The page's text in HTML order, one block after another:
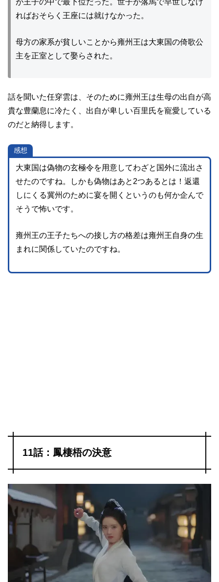
が王子の中で最下位だった。世子が落馬で早世しなけ
ればおそらく王座には就けなかった。
母方の家系が貧しいことから雍州王は大東国の倚歌公
主を正室として娶らされた。
話を聞いた任穿雲は、そのために雍州王は生母の出自が高
貴な豊蘭息に冷たく、出自が卑しい百里氏を寵愛している
のだと納得します。
感想
大東国は偽物の玄極令を用意してわざと国外に流出さ
せたのですね。しかも偽物はあと2つあるとは！返還
しにくる冀州のために宴を開くというのも何か企んで
そうで怖いです。
雍州王の王子たちへの接し方の格差は雍州王自身の生
まれに関係していたのですね。
11話：鳳棲梧の決意